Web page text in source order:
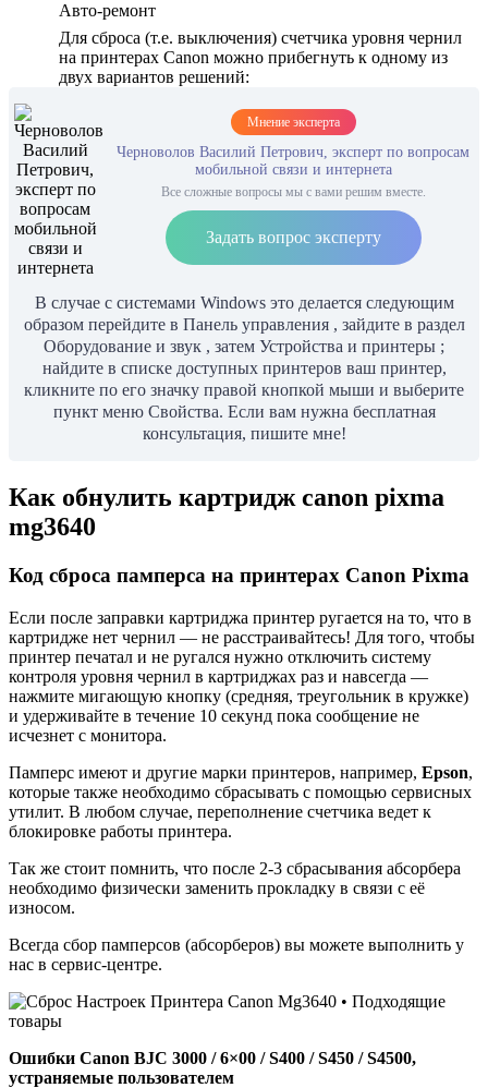
Авто-ремонт
Для сброса (т.е. выключения) счетчика уровня чернил
на принтерах Canon можно прибегнуть к одному из
двух вариантов решений:
Мнение эксперта
Черноволов Василий Петрович, эксперт по вопросам
мобильной связи и интернета
Все сложные вопросы мы с вами решим вместе.
Задать вопрос эксперту
В случае с системами Windows это делается следующим
образом перейдите в Панель управления , зайдите в раздел
Оборудование и звук , затем Устройства и принтеры ;
найдите в списке доступных принтеров ваш принтер,
кликните по его значку правой кнопкой мыши и выберите
пункт меню Свойства. Если вам нужна бесплатная
консультация, пишите мне!
Как обнулить картридж canon pixma
mg3640
Код сброса памперса на принтерах Canon Pixma
Если после заправки картриджа принтер ругается на то, что в
картридже нет чернил — не расстраивайтесь! Для того, чтобы
принтер печатал и не ругался нужно отключить систему
контроля уровня чернил в картриджах раз и навсегда —
нажмите мигающую кнопку (средняя, треугольник в кружке)
и удерживайте в течение 10 секунд пока сообщение не
исчезнет с монитора.
Памперс имеют и другие марки принтеров, например, Epson,
которые также необходимо сбрасывать с помощью сервисных
утилит. В любом случае, переполнение счетчика ведет к
блокировке работы принтера.
Так же стоит помнить, что после 2-3 сбрасывания абсорбера
необходимо физически заменить прокладку в связи с её
износом.
Всегда сбор памперсов (абсорберов) вы можете выполнить у
нас в сервис-центре.
Ошибки Canon BJC 3000 / 6×00 / S400 / S450 / S4500,
устраняемые пользователем